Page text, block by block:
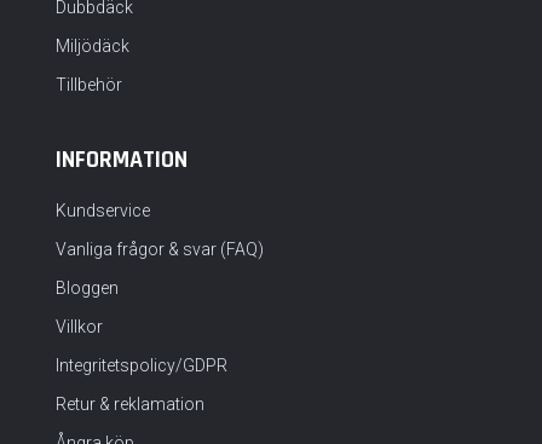
Dubbdäck
Miljödäck
Tillbehör
INFORMATION
Kundservice
Vanliga frågor & svar (FAQ)
Bloggen
Villkor
Integritetspolicy/GDPR
Retur & reklamation